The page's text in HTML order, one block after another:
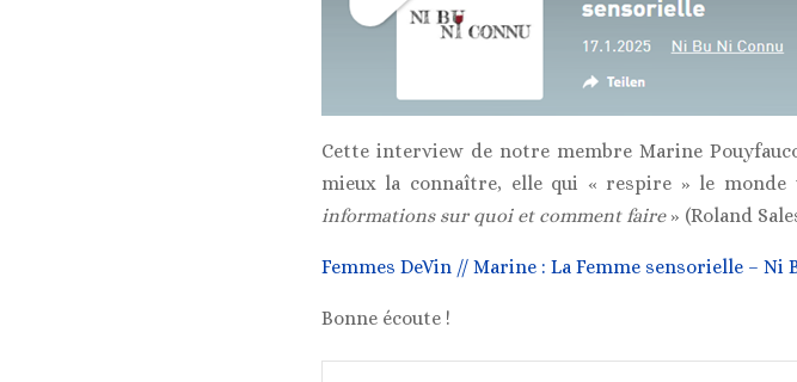
Cette interview de notre membre Marine
mieux la connaître, elle qui « respire » le monde
informations sur quoi et comment faire» (Roland
Femmes DeVin // Marine : La Femme sensorielle – Ni
Bonne écoute !